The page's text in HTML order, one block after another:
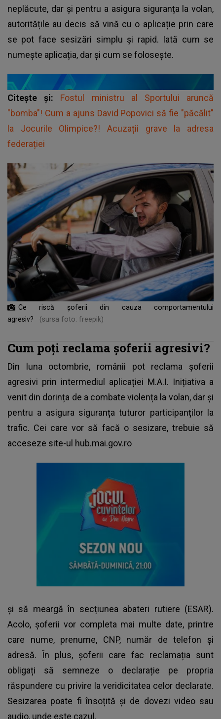
neplăcute, dar și pentru a asigura siguranța la volan,
autoritățile au decis să vină cu o aplicație prin care
se pot face sesizări simplu și rapid. Iată cum se
numește aplicația, dar și cum se folosește.
Citește și: Fostul ministru al Sportului aruncă
"bomba"! Cum a ajuns David Popovici să fie "păcălit"
la Jocurile Olimpice?! Acuzații grave la adresa
federației
Ce riscă șoferii din cauza comportamentului
agresiv?
(sursa foto: freepik)
Cum poți reclama șoferii agresivi?
Din luna octombrie, românii pot reclama șoferii
agresivi prin intermediul aplicației M.A.I. Inițiativa a
venit din dorința de a combate violența la volan, dar și
pentru a asigura siguranța tuturor participanților la
trafic. Cei care vor să facă o sesizare, trebuie să
acceseze site-ul hub.mai.gov.ro
și să meargă în secțiunea abateri rutiere (ESAR).
Acolo, șoferii vor completa mai multe date, printre
care nume, prenume, CNP, număr de telefon și
adresă. În plus, șoferii care fac reclamația sunt
obligați să semneze o declarație pe propria
răspundere cu privire la veridicitatea celor declarate.
Sesizarea poate fi însoțită și de dovezi video sau
audio, unde este cazul.